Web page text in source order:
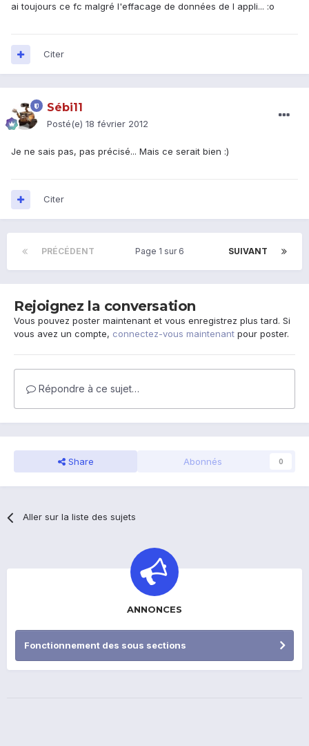
ai toujours ce fc malgré l'effacage de données de l appli... :o
Citer
Sébi11
Posté(e) 18 février 2012
Je ne sais pas, pas précisé... Mais ce serait bien :)
Citer
PRÉCÉDENT SUIVANT
Page 1 sur 6
Rejoignez la conversation
Vous pouvez poster maintenant et vous enregistrez plus tard. Si
vous avez un compte, connectez-vous maintenant pour poster.
Répondre à ce sujet…
Share Abonnés 0
Aller sur la liste des sujets
ANNONCES
Fonctionnement des sous sections